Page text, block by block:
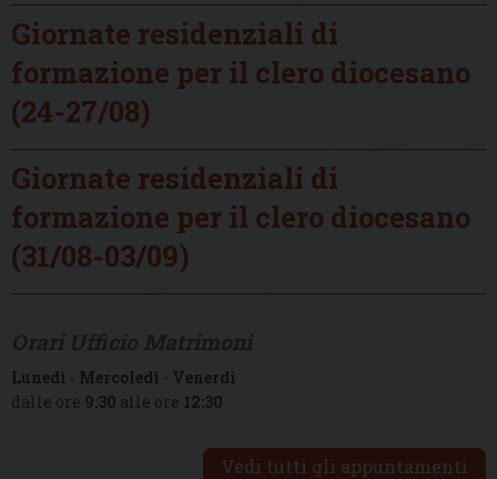
Giornate residenziali di
formazione per il clero diocesano
(24-27/08)
Giornate residenziali di
formazione per il clero diocesano
(31/08-03/09)
Lunedì - Mercoledì - Venerdì
dalle ore 9:30 alle ore 12:30
Vedi tutti gli appuntamenti